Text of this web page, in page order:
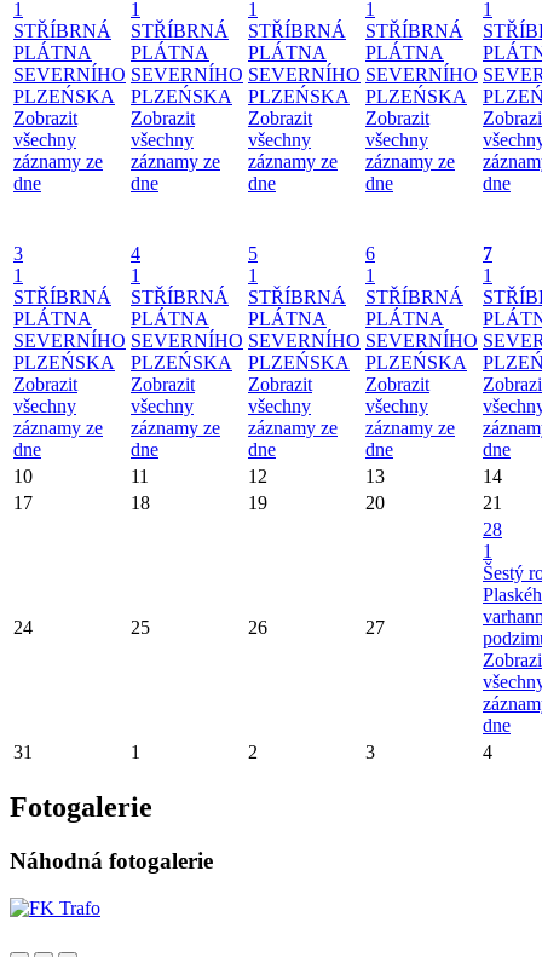
1
STŘÍBRNÁ
PLÁTNA
SEVERNÍHO
PLZEŃSKA
Zobrazit
všechny
záznamy ze
dne
1
STŘÍBRNÁ
PLÁTNA
SEVERNÍHO
PLZEŃSKA
Zobrazit
všechny
záznamy ze
dne
1
STŘÍBRNÁ
PLÁTNA
SEVERNÍHO
PLZEŃSKA
Zobrazit
všechny
záznamy ze
dne
1
STŘÍBRNÁ
PLÁTNA
SEVERNÍHO
PLZEŃSKA
Zobrazit
všechny
záznamy ze
dne
1
dne
3
1
STŘÍBRNÁ
PLÁTNA
SEVERNÍHO
PLZEŃSKA
Zobrazit
všechny
záznamy ze
dne
4
1
STŘÍBRNÁ
PLÁTNA
SEVERNÍHO
PLZEŃSKA
Zobrazit
všechny
záznamy ze
dne
5
1
STŘÍBRNÁ
PLÁTNA
SEVERNÍHO
PLZEŃSKA
Zobrazit
všechny
záznamy ze
dne
6
1
STŘÍBRNÁ
PLÁTNA
SEVERNÍHO
PLZEŃSKA
Zobrazit
všechny
záznamy ze
dne
7
1
dne
10
11 12 13
14
17
18 19 20 21
24 25 26 27
28
1
Šestý
dne
31
1 2 3 4
Fotogalerie
Náhodná fotogalerie